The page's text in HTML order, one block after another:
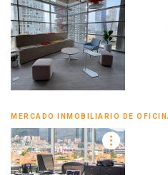
MERCADO INMOBILIARIO DE